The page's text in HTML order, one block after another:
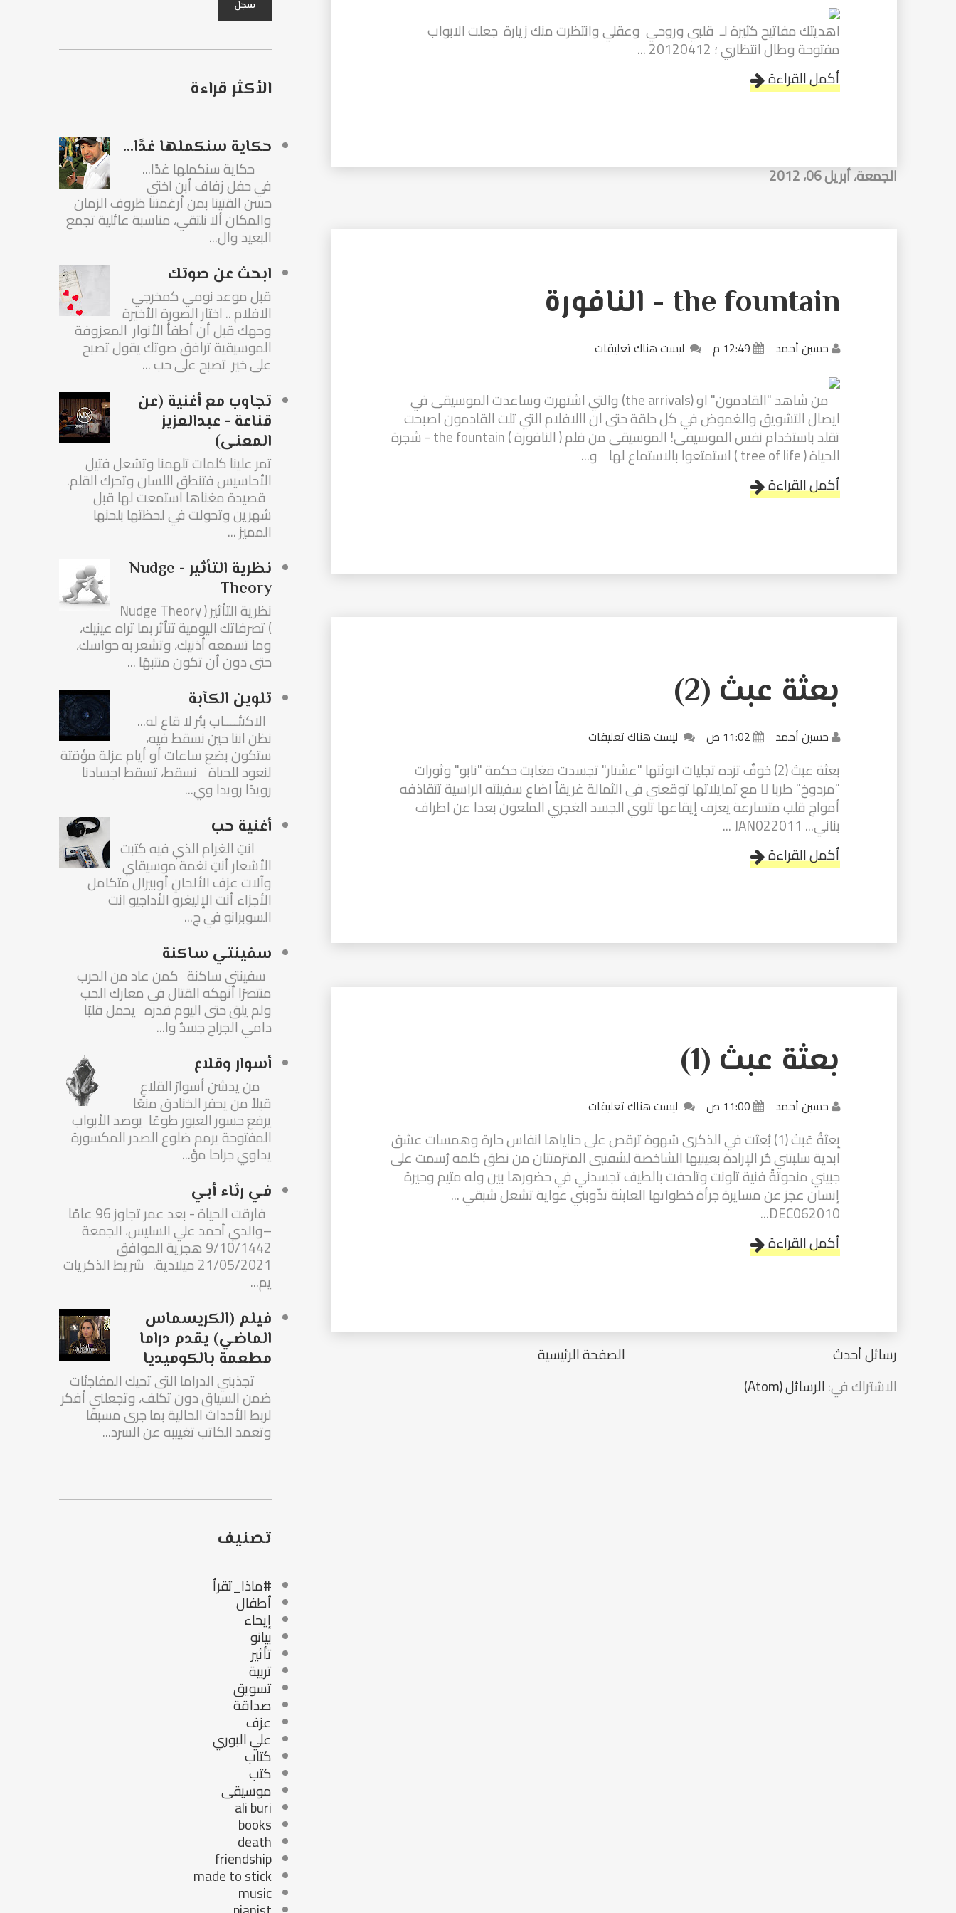
الأكثر قراءة
حكاية سنكملها غدًا...
حكاية سنكملها غدًا...
في حفل زفاف أبن اختي
حسن القتينا بمن أرغمتنا ظروف الزمان
والمكان ألا نلتقي، مناسبة عائلية تجمع
البعيد وال...
ابحث عن صوتك
قبل موعد نومي كمخرجي
الافلام .. اختار الصورة الأخيرة
وجهك قبل أن أطفأ الأنوار المعزوفة
الموسيقية ترافق صوتك يقول تصبح
على خير تصبح على حب ...
تجاوب مع أغنية (عن
قناعة - عبدالعزيز
المعنى)
تمر علينا كلمات تلهمنا وتشعل فتيل
الأحاسيس فتنطق اللسان وتحرك القلم.
قصيدة مغناها استمعت لها قبل
شهرين وتحولت في لحظتها بلحنها
المميز ...
نظرية التأثير - Nudge
Theory
نظرية التأثير ( Nudge Theory
) تصرفاتك اليومية تتأثر بما تراه عينيك،
وما تسمعه أذنيك، وتشعر به حواسك،
حتى دون أن تكون منتبهًا ...
تلوين الكآبة
الاكتئــــاب بئر لا قاع له...
نظن اننا حين نسقط فيه،
ستكون بضع ساعات أو أيام عزلة مؤقتة
لنعود للحياة نسقط، تسقط اجسادنا
رويدًا رويدا وي...
أغنية حب
انتِ الغرام الذي فيه كتبت
الأشعار أنتِ نغمة موسيقاي
وآلات عزف الألحانِ أوبيرال متكامل
الأجزاء أنت الإليغرو الأداجيو انت
السوبرانو في ج...
سفينتي ساكنة
سفينتي ساكنة كمن عاد من الحرب
منتصرًا أنهكه القتال في معارك الحب
ولم يلق حتى اليوم قدره يحمل قلبًا
دامي الجراح جسدٌ وا...
أسوار وقلاع
من يدشن أسوارَ القلاعِ
قبلاً من يحفر الخنادق منعًا
يرفع جسور العبور طوعًا يوصد الأبواب
المفتوحة يرمم ضلوع الصدر المكسورة
يداوي جراحا مؤ...
في رثاء أبي
فارقت الحياة - بعد عمر تجاوز 96 عامًا
–والدي أحمد علي السليس، الجمعة
9/10/1442 هجرية الموافق
21/05/2021 ميلادية. شريط الذكريات
يم...
فيلم (الكريسماس
الماضي) يقدم دراما
مطعمة بالكوميديا
تجذبني الدراما التي تحيك المفاجئات
ضمن السياق دون تكلف، وتجعلني أفكر
لربط الأحداث الحالية بما جرى مسبقًا
وتعمد الكاتب تغييبه عن السرد...
تصنيف
#ماذا_تقرأ
أطفال
إيحاء
بيانو
تأثير
تربية
تسويق
صداقة
عزف
علي البوري
كتاب
كتب
موسيقى
ali buri
books
death
friendship
made to stick
music
اهديتك مفاتيح كثيرة لـ قلبي وروحي وعقلي وانتظرت منك زيارة جعلت الابواب
مفتوحة وطال انتظاري ؛ 20120412 ...
أكمل القراءة
الجمعة، أبريل 06، 2012
the fountain - النافورة
حسين أحمد 12:49 م ليست هناك تعليقات
من شاهد "القادمون" او (the arrivals) والتي اشتهرت وساعدت الموسيقى في
ايصال التشويق والغموض في كل حلقة حتى ان االافلام التي تلت القادمون اصبحت
تقلد باستخدام نفس الموسيقى! الموسيقى من فلم ( النافورة ) the fountain - شجرة
الحياة ( tree of life ) استمتعوا بالاستماع لها و...
أكمل القراءة
بعثة عبث (2)
حسين أحمد 11:02 ص ليست هناك تعليقات
بعثة عبث (2) خوفٌ تزده تجليات انوثتها "عشتار" تجسدت فغابت حكمة "نابو" وثورات
"مردوخ" طربا ً مع تمايلاتها توقعني في الثمالة غريقاً اضاع سفينته الراسية تتقاذفه
أمواج قلب متسارعة يعزف إيقاعها تلوي الجسد الغجري الملعون بعدا عن اطراف
بناني... JAN022011 ...
أكمل القراءة
بعثة عبث (1)
حسين أحمد 11:00 ص ليست هناك تعليقات
بِعثةُ عَبث (1) بُعثت في الذكرى شهوة ترقص على حناياها انفاس حارة وهمسات عشق
ابدية سلبتني حُر الإرادة بعينيها الشاخصة لشفتيي المتزمتتان من نطق كلمة رُسمت على
جبيني منحوتةً فنية تلونت وتلحفت بالطيف تجسدني في حضورها بين وله متيم وحيرة
إنسان عجز عن مسايرة جرأة خطواتها العابثة تذّوبني غواية تشعل شبقي ...
DEC062010...
أكمل القراءة
رسائل أحدث
الصفحة الرئيسية
الاشتراك في:الرسائل (Atom)